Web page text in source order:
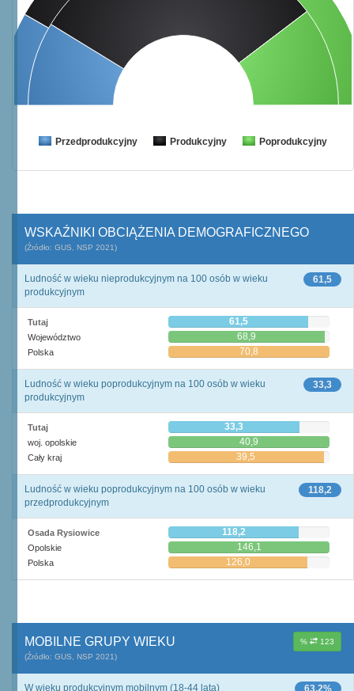
Przedprodukcyjny Produkcyjny Poprodukcyjny
WSKAŹNIKI OBCIĄŻENIA DEMOGRAFICZNEGO
(Źródło: GUS, NSP 2021)
61,5
Ludność w wieku nieprodukcyjnym na 100 osób w wieku
produkcyjnym
Tutaj 61,5
Województwo 68,9
Polska 70,8
33,3
Ludność w wieku poprodukcyjnym na 100 osób w wieku
produkcyjnym
Tutaj 33,3
woj. opolskie 40,9
Cały kraj 39,5
118,2
Ludność w wieku poprodukcyjnym na 100 osób w wieku
przedprodukcyjnym
Osada Rysiowice 118,2
Opolskie 146,1
Polska 126,0
% 123
MOBILNE GRUPY WIEKU
(Źródło: GUS, NSP 2021)
63,2%
W wieku produkcyjnym mobilnym (18-44 lata)